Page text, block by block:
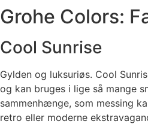
Grohe Colors:
Cool Sunrise
Gylden og luksuriøs. Cool
og kan bruges i lige så mange
sammenhænge, som messing
retro eller moderne